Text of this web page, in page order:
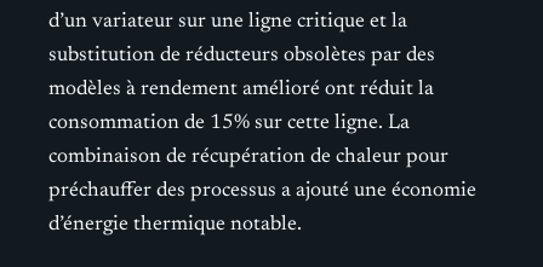
d’un variateur sur une ligne critique et la
substitution de réducteurs obsolètes par des
modèles à rendement amélioré ont réduit la
consommation de 15% sur cette ligne. La
combinaison de récupération de chaleur pour
préchauffer des processus a ajouté une économie
d’énergie thermique notable.